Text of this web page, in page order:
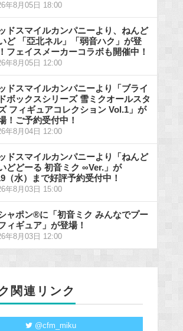
年8月05日 18:00
ドスマイルカンパニーより、ねんど
ど 「亞北ネル」「弱音ハク」が登
フェイスメーカーコラボも開催中！
年8月05日 12:00
ドスマイルカンパニーより「ブライ
ボックスシリーズ 雪ミクオールスタ
フィギュアコレクション Vol.1」が
！ご予約受付中！
年8月04日 12:00
ドスマイルカンパニーより「ねんど
どどーる 初音ミク ∞Ver.」が
（水）まで好評予約受付中！
年8月03日 15:00
ャポン®に「初音ミク みんなでプー
ィギュア」が登場！
年8月03日 12:00
関連リンク
@cfm_miku